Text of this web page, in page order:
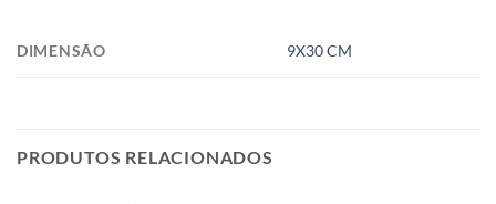
DIMENSÃO 9X30 CM
PRODUTOS RELACIONADOS